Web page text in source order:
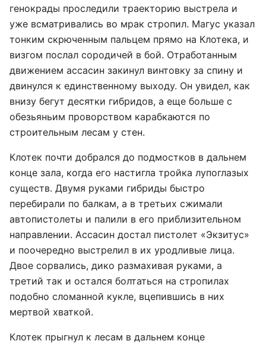
генокрады проследили траекторию выстрела и
уже всматривались во мрак стропил. Магус указал
тонким скрюченным пальцем прямо на Клотека, и
визгом послал сородичей в бой. Отработанным
движением ассасин закинул винтовку за спину и
двинулся к единственному выходу. Он увидел, как
внизу бегут десятки гибридов, а еще больше с
обезьяньим проворством карабкаются по
строительным лесам у стен.
Клотек почти добрался до подмостков в дальнем
конце зала, когда его настигла тройка лупоглазых
существ. Двумя руками гибриды быстро
перебирали по балкам, а в третьих сжимали
автопистолеты и палили в его приблизительном
направлении. Ассасин достал пистолет «Экзитус»
и поочередно выстрелил в их уродливые лица.
Двое сорвались, дико размахивая руками, а
третий так и остался болтаться на стропилах
подобно сломанной кукле, вцепившись в них
мертвой хваткой.
Клотек прыгнул к лесам в дальнем конце